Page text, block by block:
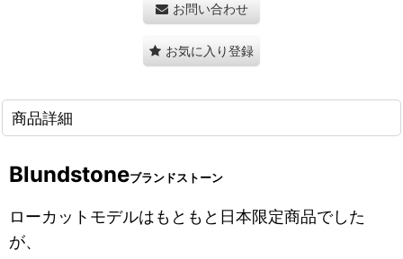
お問い合わせ
お気に入り登録
商品詳細
Blundstoneブランドストーン
ローカットモデルはもともと日本限定商品でした
が、